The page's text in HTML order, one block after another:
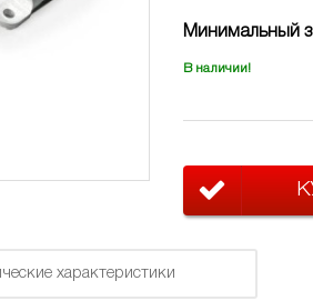
Минимальный
В наличии!
характеристики